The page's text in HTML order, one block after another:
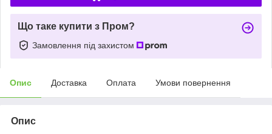
Що таке купити з Пром?
Замовлення під захистом
Опис Доставка Оплата Умови повернення
Опис